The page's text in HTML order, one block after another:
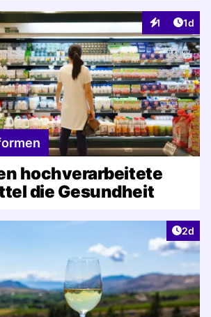
1
Interaktionen
1d
hochverarbeitete
die Gesundheit
2d